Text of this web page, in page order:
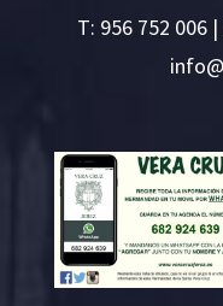
T: 956 752 006
i